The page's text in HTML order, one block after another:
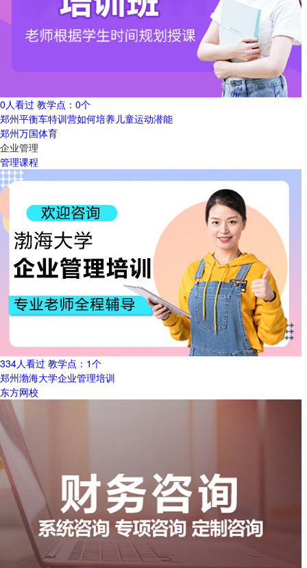
0人看过 教学点： 0个
郑州平衡车特训营如何培养儿童运动潜能
郑州万国体育
企业管理
管理课程
334人看过 教学点： 1个
郑州渤海大学企业管理培训
东方网校